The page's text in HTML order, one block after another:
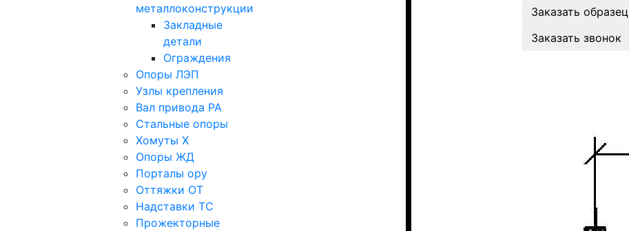
металлоконструкции
Закладные
детали
Ограждения
Опоры ЛЭП
Узлы крепления
Вал привода РА
Стальные опоры
Хомуты Х
Опоры ЖД
Порталы ору
Оттяжки ОТ
Надставки ТС
Прожекторные
Заказать образец
Заказать звонок